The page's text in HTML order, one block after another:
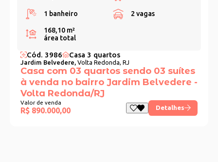
1 banheiro 2 vagas
168,10 m²
área total
Cód. 3986 Casa 3 quartos
Jardim Belvedere, Volta Redonda, RJ
Casa com 03 quartos sendo 03 suítes
à venda no bairro Jardim Belvedere -
Volta Redonda/RJ
Valor de venda
R$ 890.000,00 Detalhes